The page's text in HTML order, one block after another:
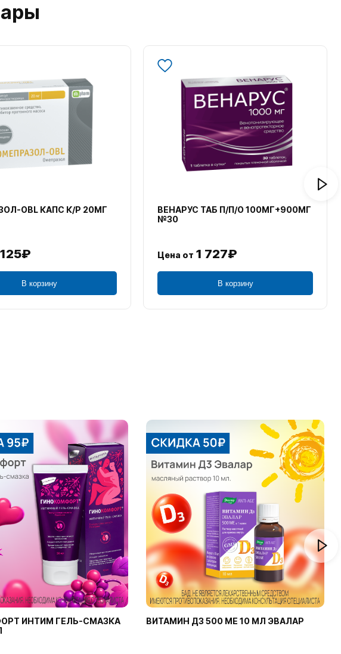
OBL КАПС К/Р 20МГ
125₽
В корзину
ВЕНАРУС ТАБ П/П/О 100МГ+900МГ
№30
Цена от 1 727₽
В корзину
ИНТИМ ГЕЛЬ-СМАЗКА
ВИТАМИН Д3 500 МЕ 10 МЛ ЭВАЛАР